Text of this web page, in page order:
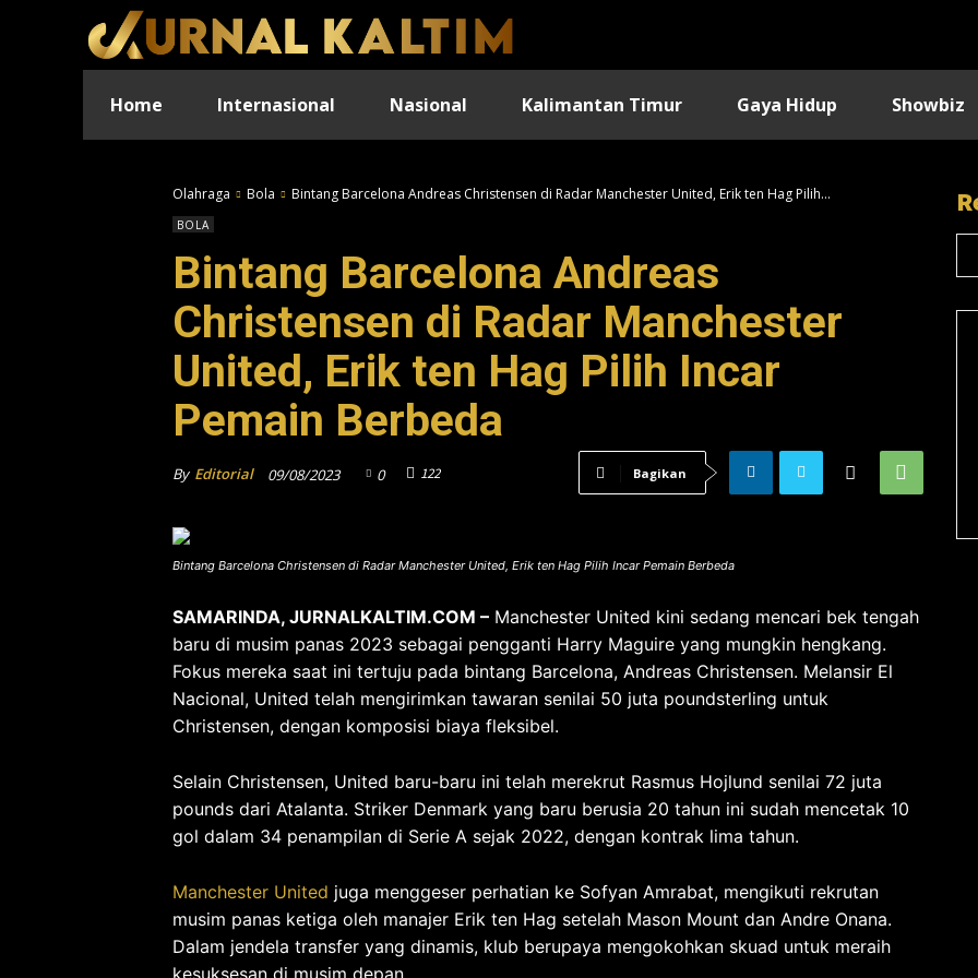
Home Internasional Nasional Kalimantan Timur Gaya Hidup Showbiz
Olahraga Bola Bintang Barcelona Andreas Christensen di Radar Manchester United, Erik ten Hag Pilih...
BOLA
Bintang Barcelona Andreas
Christensen di Radar Manchester
United, Erik ten Hag Pilih Incar
Pemain Berbeda
By Editorial 09/08/2023 0 122 Bagikan
Bintang Barcelona Christensen di Radar Manchester United, Erik ten Hag Pilih Incar Pemain Berbeda
SAMARINDA, JURNALKALTIM.COM – Manchester United kini sedang mencari bek tengah
baru di musim panas 2023 sebagai pengganti Harry Maguire yang mungkin hengkang.
Fokus mereka saat ini tertuju pada bintang Barcelona, Andreas Christensen. Melansir El
Nacional, United telah mengirimkan tawaran senilai 50 juta poundsterling untuk
Christensen, dengan komposisi biaya fleksibel.
Selain Christensen, United baru-baru ini telah merekrut Rasmus Hojlund senilai 72 juta
pounds dari Atalanta. Striker Denmark yang baru berusia 20 tahun ini sudah mencetak 10
gol dalam 34 penampilan di Serie A sejak 2022, dengan kontrak lima tahun.
Manchester United juga menggeser perhatian ke Sofyan Amrabat, mengikuti rekrutan
musim panas ketiga oleh manajer Erik ten Hag setelah Mason Mount dan Andre Onana.
Dalam jendela transfer yang dinamis, klub berupaya mengokohkan skuad untuk meraih
kesuksesan di musim depan.